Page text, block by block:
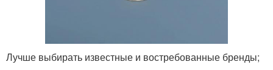
Лучше выбирать известные и востребованные бренды;